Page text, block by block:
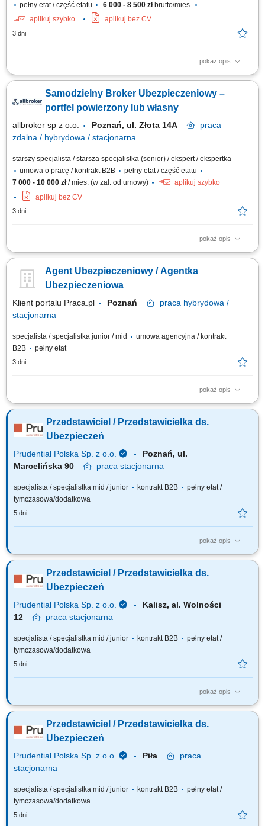
pełny etat / część etatu
6 000 - 8 500 złbrutto/mies.
aplikuj szybko
aplikuj bez CV
3 dni
pokaż opis
Praca hybrydowa w biurze przy ul. Złotej 14A w Poznaniu. W okresie
podział pracy biurowej i zdalnej ustalamy indywidualnie. Dostępny jest
parking dla pracowników. Opis stanowiska Wsparcie brokerów w bieżącej
Samodzielny Broker Ubezpieczeniowy –
portfel powierzony lub własny
allbroker sp z o.o. Poznań, ul. Złota 14A
praca
zdalna / hybrydowa / stacjonarna
starszy specjalista / starsza specjalistka (senior) / ekspert / ekspertka
umowa o pracę / kontrakt B2B
pełny etat / część etatu
7 000 - 10 000 zł/ mies. (w zal. od umowy)
aplikuj szybko
aplikuj bez CV
3 dni
pokaż opis
Forma pracy zależy od uzgodnionego modelu współpracy: stacjonarna
przypadku współpracy B2B opartej na własnym lub mieszanym portfelu
klientów — również zdalna i mobilna. Opis stanowiska Samodzielna i
Agent Ubezpieczeniowy / Agentka
Ubezpieczeniowa
Klient portalu Praca.pl Poznań praca hybrydowa /
stacjonarna
specjalista / specjalistka junior / mid
umowa agencyjna / kontrakt
B2B
pełny etat
3 dni
pokaż opis
Budowanie i pozyskiwanie własnego portfela klientów oraz relacji
ubezpieczeniowych; Prowadzenie spotkań handlowych w formie online i
stacjonarnej; Realizacja indywidualnych celów sprzedażowych przy
Przedstawiciel / Przedstawicielka ds.
Ubezpieczeń
Prudential Polska Sp. z o.o.
Poznań, ul.
Marcelińska 90
praca stacjonarna
specjalista / specjalistka mid / junior kontrakt B2B
pełny etat /
tymczasowa/dodatkowa
5 dni
pokaż opis
Twój zakres obowiązków: budowanie własnego biznesu przy wsparciu
organizacja własnej aktywności i kalendarza spotkań.
Przedstawiciel / Przedstawicielka ds.
Ubezpieczeń
Prudential Polska Sp. z o.o.
Kalisz, al. Wolności
12
praca stacjonarna
specjalista / specjalistka mid / junior kontrakt B2B
pełny etat /
tymczasowa/dodatkowa
5 dni
pokaż opis
Twój zakres obowiązków: budowanie własnego biznesu przy wsparciu
organizacja własnej aktywności i kalendarza spotkań.
Przedstawiciel / Przedstawicielka ds.
Ubezpieczeń
Prudential Polska Sp. z o.o. Piła
praca
stacjonarna
specjalista / specjalistka mid / junior kontrakt B2B
pełny etat /
tymczasowa/dodatkowa
5 dni